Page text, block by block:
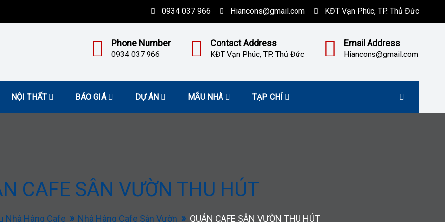
0934 037 966 Hiancons@gmail.com KĐT Vạn Phúc, TP. Thủ Đức
Phone Number
0934 037 966
Contact Address
KĐT Vạn Phúc, TP. Thủ Đức
Email Address
Hiancons@gmail.com
NỘI THẤT BÁO GIÁ DỰ ÁN MẪU NHÀ TẠP CHÍ
CAFE SÂN VƯỜN THU HÚT
Nhà Hàng Cafe Nhà Hàng Cafe Sân Vườn QUÁN CAFE SÂN VƯỜN THU HÚT